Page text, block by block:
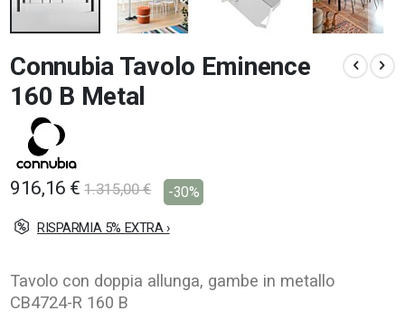
all'inizio
della
galleria
immagini
Connubia Tavolo Eminence
160 B Metal
916,16 € 1.315,00 € -30%
RISPARMIA 5% EXTRA ›
Tavolo con doppia allunga, gambe in metallo
CB4724-R 160 B